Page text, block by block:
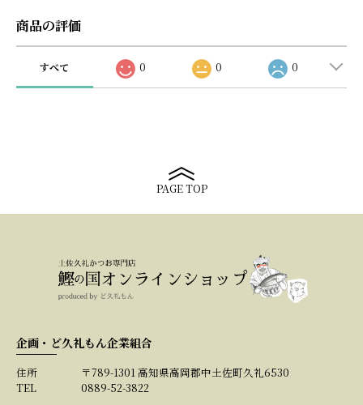
商品の評価
すべて 0 0 0
PAGE TOP
企画・ど久礼もん企業組合
住所
〒789-1301 高知県高岡郡中土佐町久礼6530
TEL
0889-52-3822